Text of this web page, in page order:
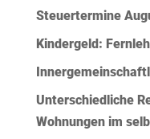
Steuertermine
Kindergeld:
Unterschiedliche
Wohnungen im